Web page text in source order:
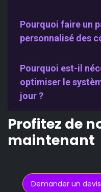
Pourquoi faire un
personnalisé des
Pourquoi est-il
optimiser le
jour ?
Profitez de
maintenant
Demander un devis